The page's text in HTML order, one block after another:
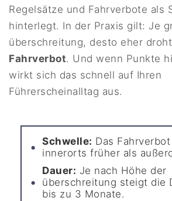
Regelsätze und Fahrverbote als
hinterlegt. In der Praxis gilt: Je
überschreitung, desto eher
Fahrverbot. Und wenn Punkte
wirkt sich das schnell auf Ihren
Führerscheinalltag aus.
Schwelle: Das
innerorts früher als
Dauer: Je nach Höhe der
überschreitung steigt die
bis zu 3 Monate.